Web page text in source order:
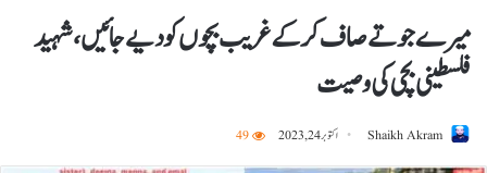
میرے جوتے صاف کرکے غریب بچوں کو دیے جائیں، شہید
فلسطینی بچی کی وصیت
Shaikh Akram اکتوبر 24, 2023 49